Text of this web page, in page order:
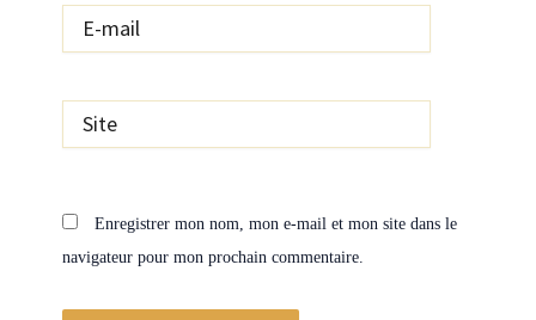
mail
Enregistrer mon nom, mon e-mail et mon site dans le
navigateur pour mon prochain commentaire.